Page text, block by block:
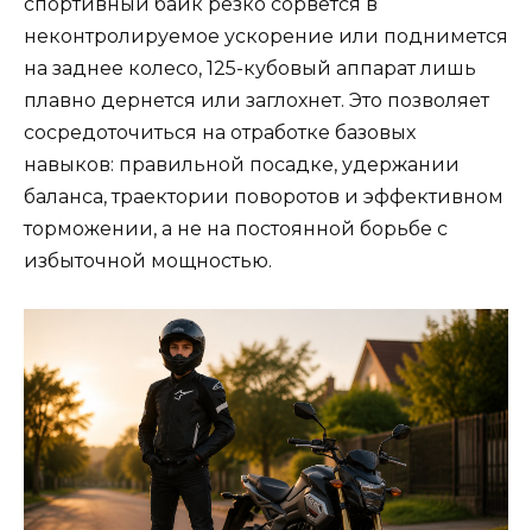
неконтролируемое ускорение или поднимется
на заднее колесо, 125-кубовый аппарат лишь
плавно дернется или заглохнет. Это позволяет
сосредоточиться на отработке базовых
навыков: правильной посадке, удержании
баланса, траектории поворотов и эффективном
торможении, а не на постоянной борьбе с
избыточной мощностью.